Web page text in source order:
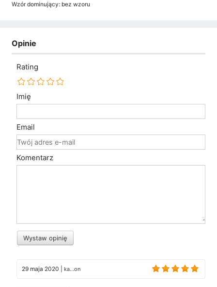
Wzór dominujący: bez wzoru
Opinie
Rating
Imię
Email
Komentarz
Wystaw opinię
29 maja 2020 ka...on